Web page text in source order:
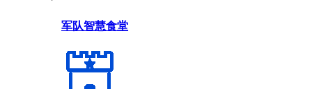
军队智慧食堂